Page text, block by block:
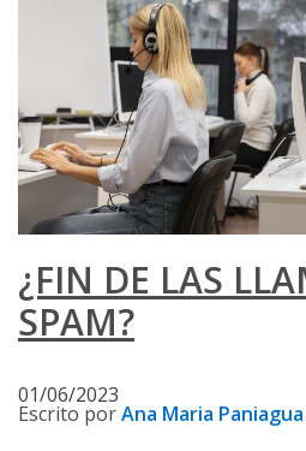
¿FIN DE LAS
SPAM?
01/06/2023
Escrito porAna Maria